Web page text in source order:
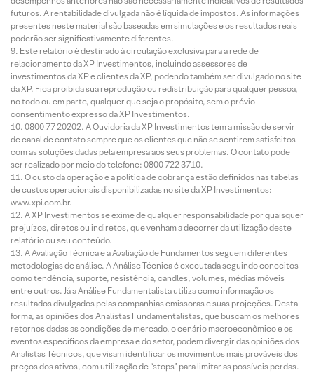
futuros. A rentabilidade divulgada não é líquida de impostos. As informações
presentes neste material são baseadas em simulações e os resultados reais
poderão ser significativamente diferentes.
Este relatório é destinado à circulação exclusiva para a rede de
relacionamento da XP Investimentos, incluindo assessores de
investimentos da XP e clientes da XP, podendo também ser divulgado no site
da XP. Fica proibida sua reprodução ou redistribuição para qualquer pessoa,
no todo ou em parte, qualquer que seja o propósito, sem o prévio
consentimento expresso da XP Investimentos.
0800 77 20202. A Ouvidoria da XP Investimentos tem a missão de servir
de canal de contato sempre que os clientes que não se sentirem satisfeitos
com as soluções dadas pela empresa aos seus problemas. O contato pode
ser realizado por meio do telefone: 0800 722 3710.
O custo da operação e a política de cobrança estão definidos nas tabelas
de custos operacionais disponibilizadas no site da XP Investimentos:
www.xpi.com.br.
A XP Investimentos se exime de qualquer responsabilidade por quaisquer
prejuízos, diretos ou indiretos, que venham a decorrer da utilização deste
relatório ou seu conteúdo.
A Avaliação Técnica e a Avaliação de Fundamentos seguem diferentes
metodologias de análise. A Análise Técnica é executada seguindo conceitos
como tendência, suporte, resistência, candles, volumes, médias móveis
entre outros. Já a Análise Fundamentalista utiliza como informação os
resultados divulgados pelas companhias emissoras e suas projeções. Desta
forma, as opiniões dos Analistas Fundamentalistas, que buscam os melhores
retornos dadas as condições de mercado, o cenário macroeconômico e os
eventos específicos da empresa e do setor, podem divergir das opiniões dos
Analistas Técnicos, que visam identificar os movimentos mais prováveis dos
preços dos ativos, com utilização de “stops” para limitar as possíveis perdas.